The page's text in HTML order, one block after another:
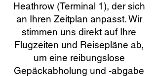
Heathrow (Terminal 1), der sich
an Ihren Zeitplan anpasst. Wir
stimmen uns direkt auf Ihre
Flugzeiten und Reisepläne ab,
um eine reibungslose
Gepäckabholung und -abgabe